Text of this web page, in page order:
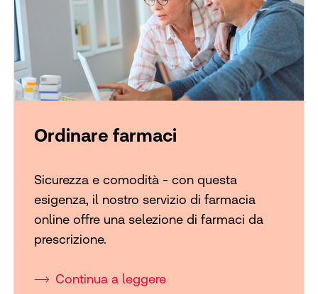
Ordinare farmaci
Sicurezza e comodità - con questa
esigenza, il nostro servizio di farmacia
online offre una selezione di farmaci da
prescrizione.
Continua a leggere